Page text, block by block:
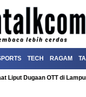
TECH RAGAM
Liput Dugaan OTT di